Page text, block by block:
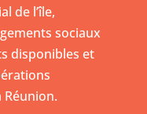
de l’île,
sociaux
disponibles et
Réunion.